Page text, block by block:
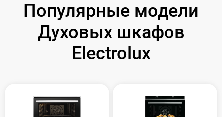
Популярные модели
Духовых шкафов
Electrolux